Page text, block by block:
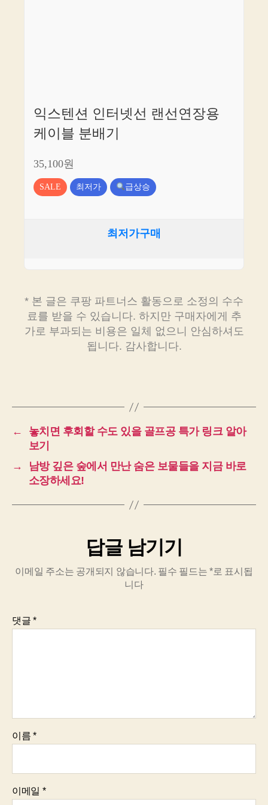
익스텐션 인터넷선 랜선연장용
케이블 분배기
35,100원
SALE 최저가 급상승
최저가구매
* 본 글은 쿠팡 파트너스 활동으로 소정의 수수
료를 받을 수 있습니다. 하지만 구매자에게 추
가로 부과되는 비용은 일체 없으니 안심하셔도
됩니다. 감사합니다.
←
놓치면 후회할 수도 있을 골프공 특가 링크 알아
보기
→
남방 깊은 숲에서 만난 숨은 보물들을 지금 바로
소장하세요!
답글 남기기
이메일 주소는 공개되지 않습니다. 필수 필드는*로 표시됩
니다
댓글*
이름*
이메일 *